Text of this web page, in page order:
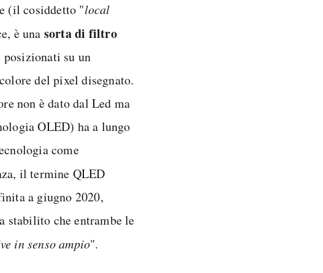
(il cosiddetto "local
è una sorta di filtro
posizionati su un
del pixel disegnato.
non è dato dal Led ma
OLED) ha a lungo
come
il termine QLED
a giugno 2020,
stabilito che entrambe le
in senso ampio".